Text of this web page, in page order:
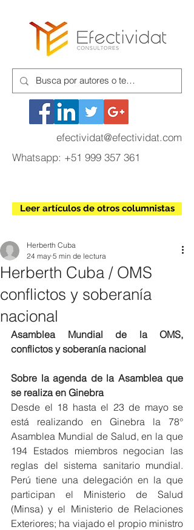
efectividat@efectividat.com
Whatsapp: +51 999 357 361
Leer artículos de otros columnistas
Herberth Cuba / OMS
conflictos y soberanía
nacional
Herberth Cuba
24 may 5 min de lectura
Asamblea Mundial de la OMS,
conflictos y soberanía nacional
Sobre la agenda de la Asamblea que
se realiza en Ginebra
Desde el 18 hasta el 23 de mayo se
está realizando en Ginebra la 78°
Asamblea Mundial de Salud, en la que
194 Estados miembros negocian las
reglas del sistema sanitario mundial.
Perú tiene una delegación en la que
participan el Ministerio de Salud
(Minsa) y el Ministerio de Relaciones
Exteriores; ha viajado el propio ministro